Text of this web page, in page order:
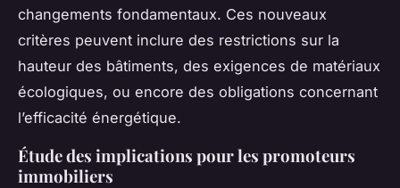
changements fondamentaux. Ces nouveaux
critères peuvent inclure des restrictions sur la
hauteur des bâtiments, des exigences de matériaux
écologiques, ou encore des obligations concernant
l’efficacité énergétique.
Étude des implications pour les promoteurs
immobiliers